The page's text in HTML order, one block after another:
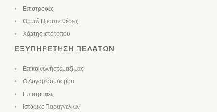
Επιστροφές
Όροι & Προϋποθέσεις
Χάρτης Ιστότοπου
ΕΞΥΠΗΡΈΤΗΣΗ ΠΕΛΑΤΏΝ
Επικοινωνήστε μαζί μας
Ο Λογαριασμός μου
Επιστροφές
Ιστορικό Παραγγελιών